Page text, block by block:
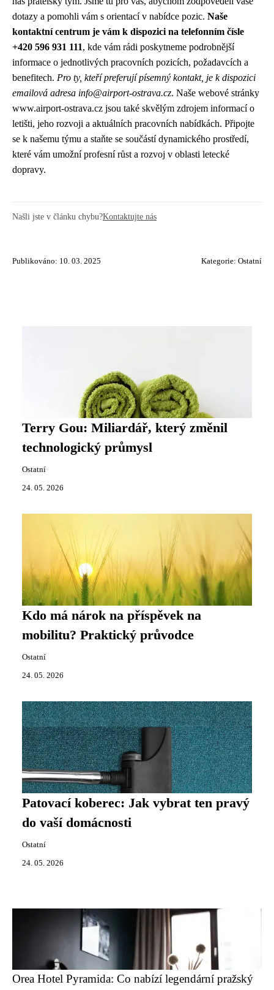
dotazy a pomohli vám s orientací v nabídce pozic. Naše
kontaktní centrum je vám k dispozici na telefonním čísle
+420 596 931 111, kde vám rádi poskytneme podrobnější
informace o jednotlivých pracovních pozicích, požadavcích a
benefitech. Pro ty, kteří preferují písemný kontakt, je k dispozici
emailová adresa info@airport-ostrava.cz. Naše webové stránky
www.airport-ostrava.cz jsou také skvělým zdrojem informací o
letišti, jeho rozvoji a aktuálních pracovních nabídkách. Připojte
se k našemu týmu a staňte se součástí dynamického prostředí,
které vám umožní profesní růst a rozvoj v oblasti letecké
dopravy.
Našli jste v článku chybu?Kontaktujte nás
Publikováno: 10. 03. 2025 Kategorie: Ostatní
Terry Gou: Miliardář, který změnil
technologický průmysl
Ostatní
24. 05. 2026
Kdo má nárok na příspěvek na
mobilitu? Praktický průvodce
Ostatní
24. 05. 2026
Patovací koberec: Jak vybrat ten pravý
do vaší domácnosti
Ostatní
24. 05. 2026
Orea Hotel Pyramida: Co nabízí legendární pražský